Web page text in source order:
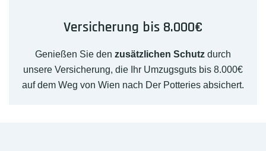
Versicherung bis 8.000€
Genießen Sie den zusätzlichen Schutz durch
unsere Versicherung, die Ihr Umzugsguts bis 8.000€
auf dem Weg von Wien nach Der Potteries absichert.